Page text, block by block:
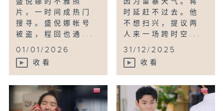
片，一时间成热门
搜寻。盛倪娜帐号
被盗，程回也通...
01/01/2026
收看
时延赶不过去。他
不想扫兴，提议两
人来一场跨时空...
31/12/2025
收看